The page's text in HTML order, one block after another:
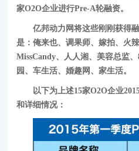
家O2O企业进行Pre-A轮融资。
亿邦动力网将这些刚刚获得
是：俺来也、调果师、嫁拍、火
MissCandy、人人湘、美容总监
园、车生活、婚趣网、家生活。
以下为上述15家O2O企业
和详细情况：